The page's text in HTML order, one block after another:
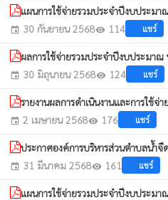
แผนการใช้จ่ายรวมประจำปีงบประม
event 30 กันยายน 2568visibility 114 แชร์
ผลการใช้จ่ายรวมประจำปีงบประมา
event 30 มิถุนายน 2568visibility 124 แชร์
รายงานผลการดำเนินงานและการใ
event 2 เมษายน 2568visibility 176 แชร์
ประกาศองค์การบริหารส่วนตำบลน้ำ
event 31 มีนาคม 2568visibility 161 แชร์
แผนการใช้จ่ายรวมประจำปีงบประม